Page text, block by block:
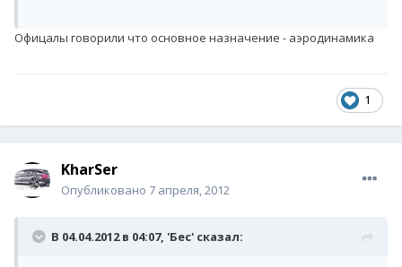
Офицалы говорили что основное назначение - аэродинамика
1
KharSer
Опубликовано 7 апреля, 2012
В 04.04.2012 в 04:07, 'Бес' сказал: